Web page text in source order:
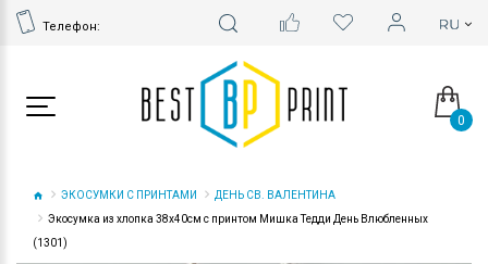
Телефон:
0
ЭКОСУМКИ С ПРИНТАМИ
ДЕНЬ СВ. ВАЛЕНТИНА
Экосумка из хлопка 38х40см с принтом Мишка Тедди День Влюбленных
(1301)